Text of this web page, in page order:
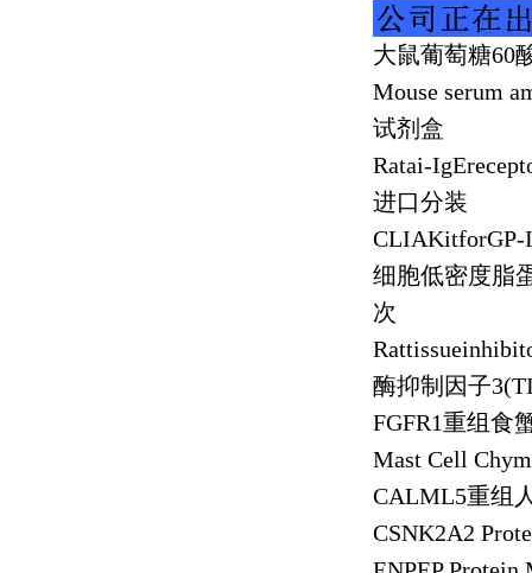
大鼠葡萄糖60
Mouse serum
试剂盒
Ratai-
进口分装
细胞低密度脂
次
酶抑制因子
FGFR1重组食
Mast Cell
CALML5重组
CSNK2A2